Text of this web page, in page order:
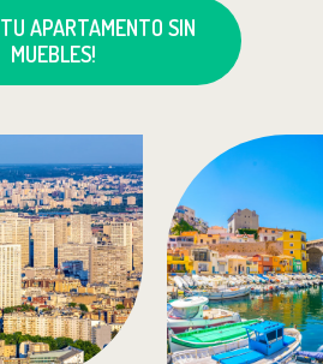
TU APARTAMENTO SIN
MUEBLES!